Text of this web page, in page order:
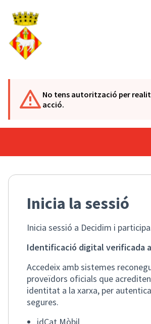
No tens autorització per
acció.
Inicia la sessió
Inicia sessió a Decidim i
Identificació digital verificada
Accedeix amb sistemes
proveïdors oficials que
identitat a la xarxa, per
segures.